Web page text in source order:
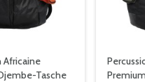
Africaine
Tasche